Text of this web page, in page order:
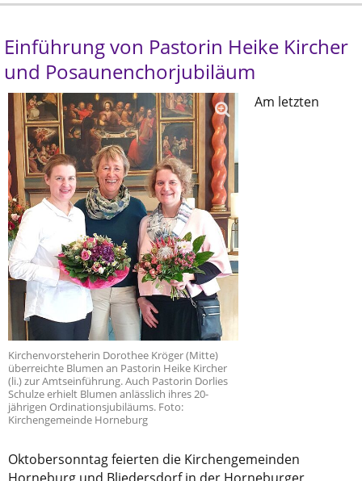
Einführung von Pastorin Heike Kircher
und Posaunenchorjubiläum
Kirchenvorsteherin Dorothee Kröger (Mitte)
überreichte Blumen an Pastorin Heike Kircher
(li.) zur Amtseinführung. Auch Pastorin Dorlies
Schulze erhielt Blumen anlässlich ihres 20-
jährigen Ordinationsjubiläums. Foto:
Kirchengemeinde Horneburg
Am letzten
Oktobersonntag feierten die Kirchengemeinden